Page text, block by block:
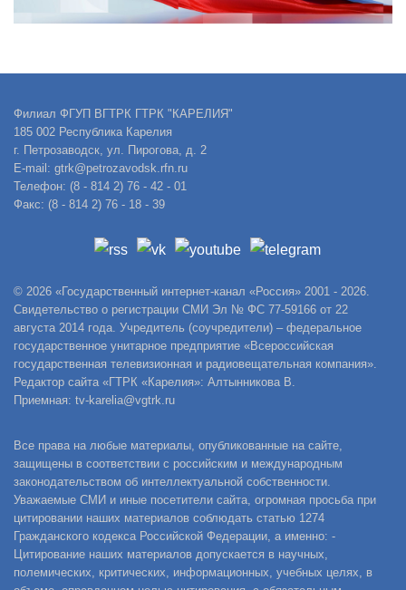
Филиал ФГУП ВГТРК ГТРК "КАРЕЛИЯ"
185 002 Республика Карелия
г. Петрозаводск, ул. Пирогова, д. 2
E-mail: gtrk@petrozavodsk.rfn.ru
Телефон: (8 - 814 2) 76 - 42 - 01
Факс: (8 - 814 2) 76 - 18 - 39
© 2026 «Государственный интернет-канал «Россия» 2001 - 2026.
Свидетельство о регистрации СМИ Эл № ФС 77-59166 от 22
августа 2014 года. Учредитель (соучредители) – федеральное
государственное унитарное предприятие «Всероссийская
государственная телевизионная и радиовещательная компания».
Редактор сайта «ГТРК «Карелия»: Алтынникова В.
Приемная: tv-karelia@vgtrk.ru
Все права на любые материалы, опубликованные на сайте,
защищены в соответствии с российским и международным
законодательством об интеллектуальной собственности.
Уважаемые СМИ и иные посетители сайта, огромная просьба при
цитировании наших материалов соблюдать статью 1274
Гражданского кодекса Российской Федерации, а именно: -
Цитирование наших материалов допускается в научных,
полемических, критических, информационных, учебных целях, в